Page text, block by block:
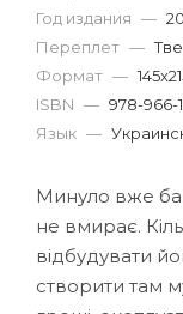
Год издания —
Переплет —
Формат —
ISBN — 978-966-
Язык —
Минуло вже
не вмирає.
відбудувати
створити там